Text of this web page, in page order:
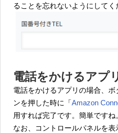
ることを忘れないようにしてく
電話をかけるアプ
電話をかけるアプリの場合、
ンを押した時に「 Amazon
用すれば完了です。簡単ですね
なお、コントロールパネルを